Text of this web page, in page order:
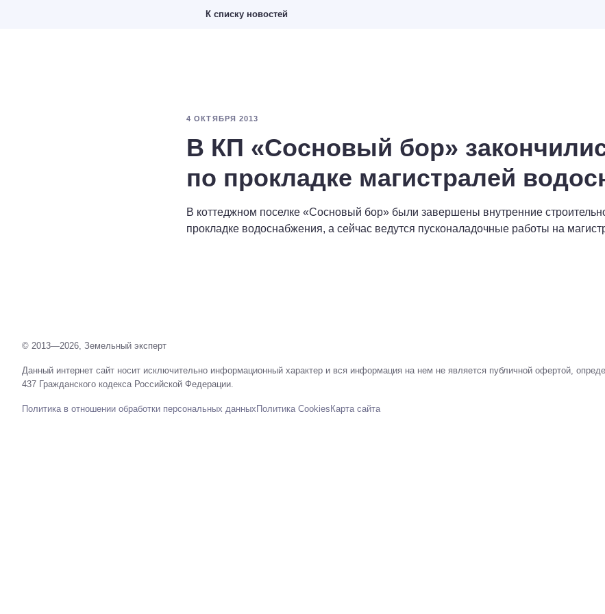
К списку новостей
4 ОКТЯБРЯ 2013
В КП «Сосновый бор»
по прокладке магистралей
В коттеджном поселке «Сосновый бор» были завершены внутренние
прокладке водоснабжения, а сейчас ведутся пусконаладочные работы на
© 2013—2026, Земельный эксперт
Данный интернет сайт носит исключительно информационный характер и вся информация на нем не является публичной офертой,
437 Гражданского кодекса Российской Федерации.
Политика в отношении обработки персональных данных Политика Cookies Карта сайта